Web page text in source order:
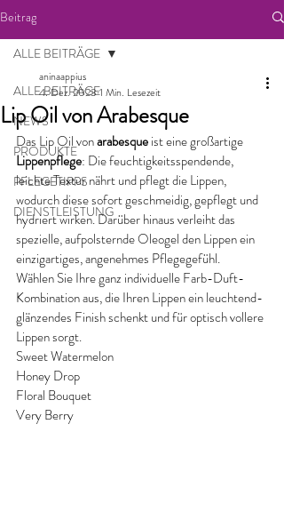
Beitrag
ALLE BEITRÄGE
NEWS
PRODUKTE
PFLEGETIPPS
DIENSTLEISTUNG
ALLE BEITRÄGE
Lip Oil von Arabesque
aninaappius
4. Dez. 20231 Min. Lesezeit
Das Lip Oil von arabesque ist eine großartige
Lippenpflege: Die feuchtigkeitsspendende,
leichte Textur nährt und pflegt die Lippen,
wodurch diese sofort geschmeidig, gepflegt und
hydriert wirken. Darüber hinaus verleiht das
spezielle, aufpolsternde Oleogel den Lippen ein
einzigartiges, angenehmes Pflegegefühl.
Wählen Sie Ihre ganz individuelle Farb-Duft-
Kombination aus, die Ihren Lippen ein leuchtend-
glänzendes Finish schenkt und für optisch vollere
Lippen sorgt.
Sweet Watermelon
Honey Drop
Floral Bouquet
Very Berry